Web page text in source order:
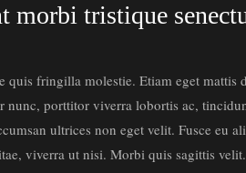
morbi tristique
fringilla molestie. Etiam eget mattis
nunc, porttitor viverra lobortis ac,
ultrices non eget velit. Fusce eu
viverra ut nisi. Morbi quis sagittis velit.